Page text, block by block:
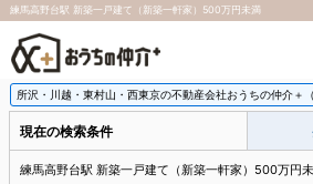
練馬高野台駅 新築一戸建て（新築一軒家）500万円未満
所沢・川越・東村山・西東京の不動産会社おうちの仲介＋
現在の検索条件
練馬高野台駅 新築一戸建て（新築一軒家）500万円